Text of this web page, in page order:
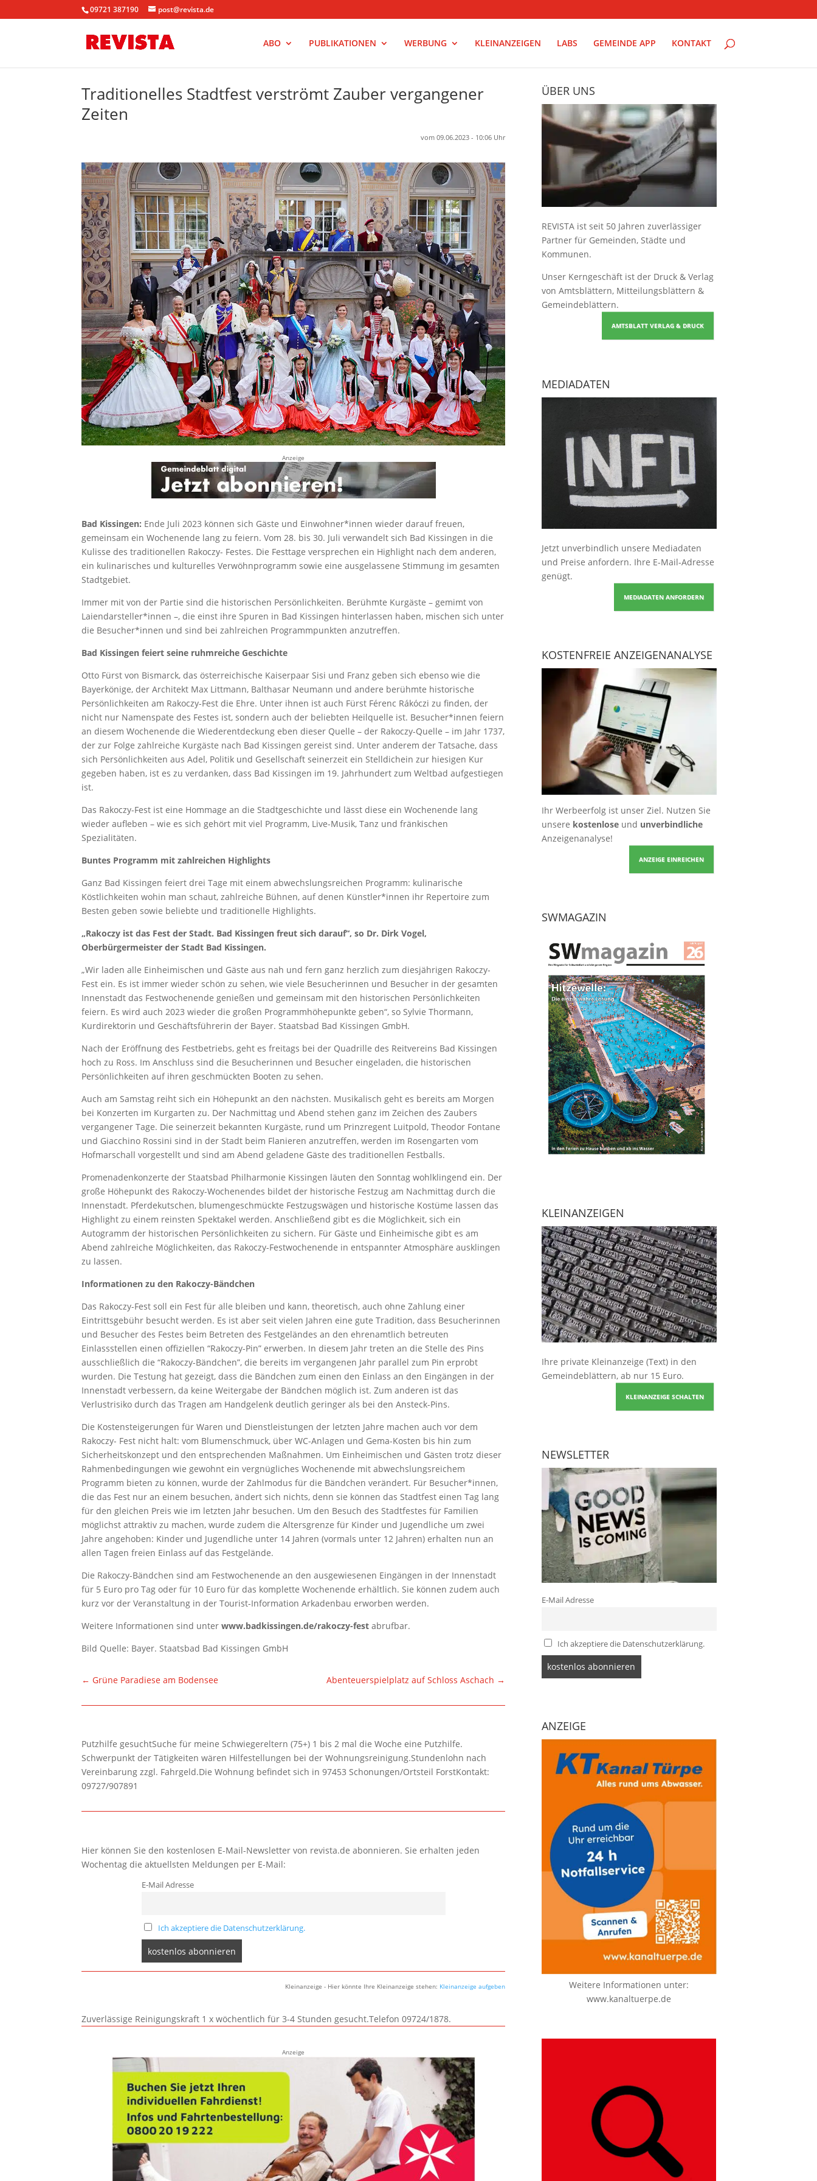
09721 387190 post@revista.de
ABO PUBLIKATIONEN WERBUNG KLEINANZEIGEN LABS GEMEINDE APP KONTAKT
Traditionelles Stadtfest verströmt Zauber vergangener
Zeiten
vom 09.06.2023 - 10:06 Uhr
Anzeige
Bad Kissingen: Ende Juli 2023 können sich Gäste und Einwohner*innen wieder darauf freuen,
gemeinsam ein Wochenende lang zu feiern. Vom 28. bis 30. Juli verwandelt sich Bad Kissingen in die
Kulisse des traditionellen Rakoczy- Festes. Die Festtage versprechen ein Highlight nach dem anderen,
ein kulinarisches und kulturelles Verwöhnprogramm sowie eine ausgelassene Stimmung im gesamten
Stadtgebiet.
Immer mit von der Partie sind die historischen Persönlichkeiten. Berühmte Kurgäste – gemimt von
Laiendarsteller*innen –, die einst ihre Spuren in Bad Kissingen hinterlassen haben, mischen sich unter
die Besucher*innen und sind bei zahlreichen Programmpunkten anzutreffen.
Bad Kissingen feiert seine ruhmreiche Geschichte
Otto Fürst von Bismarck, das österreichische Kaiserpaar Sisi und Franz geben sich ebenso wie die
Bayerkönige, der Architekt Max Littmann, Balthasar Neumann und andere berühmte historische
Persönlichkeiten am Rakoczy-Fest die Ehre. Unter ihnen ist auch Fürst Férenc Rákóczi zu finden, der
nicht nur Namenspate des Festes ist, sondern auch der beliebten Heilquelle ist. Besucher*innen feiern
an diesem Wochenende die Wiederentdeckung eben dieser Quelle – der Rakoczy-Quelle – im Jahr 1737,
der zur Folge zahlreiche Kurgäste nach Bad Kissingen gereist sind. Unter anderem der Tatsache, dass
sich Persönlichkeiten aus Adel, Politik und Gesellschaft seinerzeit ein Stelldichein zur hiesigen Kur
gegeben haben, ist es zu verdanken, dass Bad Kissingen im 19. Jahrhundert zum Weltbad aufgestiegen
ist.
Das Rakoczy-Fest ist eine Hommage an die Stadtgeschichte und lässt diese ein Wochenende lang
wieder aufleben – wie es sich gehört mit viel Programm, Live-Musik, Tanz und fränkischen
Spezialitäten.
Buntes Programm mit zahlreichen Highlights
Ganz Bad Kissingen feiert drei Tage mit einem abwechslungsreichen Programm: kulinarische
Köstlichkeiten wohin man schaut, zahlreiche Bühnen, auf denen Künstler*innen ihr Repertoire zum
Besten geben sowie beliebte und traditionelle Highlights.
„Rakoczy ist das Fest der Stadt. Bad Kissingen freut sich darauf“, so Dr. Dirk Vogel,
Oberbürgermeister der Stadt Bad Kissingen.
„Wir laden alle Einheimischen und Gäste aus nah und fern ganz herzlich zum diesjährigen Rakoczy-
Fest ein. Es ist immer wieder schön zu sehen, wie viele Besucherinnen und Besucher in der gesamten
Innenstadt das Festwochenende genießen und gemeinsam mit den historischen Persönlichkeiten
feiern. Es wird auch 2023 wieder die großen Programmhöhepunkte geben“, so Sylvie Thormann,
Kurdirektorin und Geschäftsführerin der Bayer. Staatsbad Bad Kissingen GmbH.
Nach der Eröffnung des Festbetriebs, geht es freitags bei der Quadrille des Reitvereins Bad Kissingen
hoch zu Ross. Im Anschluss sind die Besucherinnen und Besucher eingeladen, die historischen
Persönlichkeiten auf ihren geschmückten Booten zu sehen.
Auch am Samstag reiht sich ein Höhepunkt an den nächsten. Musikalisch geht es bereits am Morgen
bei Konzerten im Kurgarten zu. Der Nachmittag und Abend stehen ganz im Zeichen des Zaubers
vergangener Tage. Die seinerzeit bekannten Kurgäste, rund um Prinzregent Luitpold, Theodor Fontane
und Giacchino Rossini sind in der Stadt beim Flanieren anzutreffen, werden im Rosengarten vom
Hofmarschall vorgestellt und sind am Abend geladene Gäste des traditionellen Festballs.
Promenadenkonzerte der Staatsbad Philharmonie Kissingen läuten den Sonntag wohlklingend ein. Der
große Höhepunkt des Rakoczy-Wochenendes bildet der historische Festzug am Nachmittag durch die
Innenstadt. Pferdekutschen, blumengeschmückte Festzugswägen und historische Kostüme lassen das
Highlight zu einem reinsten Spektakel werden. Anschließend gibt es die Möglichkeit, sich ein
Autogramm der historischen Persönlichkeiten zu sichern. Für Gäste und Einheimische gibt es am
Abend zahlreiche Möglichkeiten, das Rakoczy-Festwochenende in entspannter Atmosphäre ausklingen
zu lassen.
Informationen zu den Rakoczy-Bändchen
Das Rakoczy-Fest soll ein Fest für alle bleiben und kann, theoretisch, auch ohne Zahlung einer
Eintrittsgebühr besucht werden. Es ist aber seit vielen Jahren eine gute Tradition, dass Besucherinnen
und Besucher des Festes beim Betreten des Festgeländes an den ehrenamtlich betreuten
Einlassstellen einen offiziellen “Rakoczy-Pin” erwerben. In diesem Jahr treten an die Stelle des Pins
ausschließlich die “Rakoczy-Bändchen”, die bereits im vergangenen Jahr parallel zum Pin erprobt
wurden. Die Testung hat gezeigt, dass die Bändchen zum einen den Einlass an den Eingängen in der
Innenstadt verbessern, da keine Weitergabe der Bändchen möglich ist. Zum anderen ist das
Verlustrisiko durch das Tragen am Handgelenk deutlich geringer als bei den Ansteck-Pins.
Die Kostensteigerungen für Waren und Dienstleistungen der letzten Jahre machen auch vor dem
Rakoczy- Fest nicht halt: vom Blumenschmuck, über WC-Anlagen und Gema-Kosten bis hin zum
Sicherheitskonzept und den entsprechenden Maßnahmen. Um Einheimischen und Gästen trotz dieser
Rahmenbedingungen wie gewohnt ein vergnügliches Wochenende mit abwechslungsreichem
Programm bieten zu können, wurde der Zahlmodus für die Bändchen verändert. Für Besucher*innen,
die das Fest nur an einem besuchen, ändert sich nichts, denn sie können das Stadtfest einen Tag lang
für den gleichen Preis wie im letzten Jahr besuchen. Um den Besuch des Stadtfestes für Familien
möglichst attraktiv zu machen, wurde zudem die Altersgrenze für Kinder und Jugendliche um zwei
Jahre angehoben: Kinder und Jugendliche unter 14 Jahren (vormals unter 12 Jahren) erhalten nun an
allen Tagen freien Einlass auf das Festgelände.
Die Rakoczy-Bändchen sind am Festwochenende an den ausgewiesenen Eingängen in der Innenstadt
für 5 Euro pro Tag oder für 10 Euro für das komplette Wochenende erhältlich. Sie können zudem auch
kurz vor der Veranstaltung in der Tourist-Information Arkadenbau erworben werden.
Weitere Informationen sind unterwww.badkissingen.de/rakoczy-festabrufbar.
Bild Quelle: Bayer. Staatsbad Bad Kissingen GmbH
←Grüne Paradiese am Bodensee Abenteuerspielplatz auf Schloss Aschach →
Putzhilfe gesuchtSuche für meine Schwiegereltern (75+) 1 bis 2 mal die Woche eine Putzhilfe.
Schwerpunkt der Tätigkeiten wären Hilfestellungen bei der Wohnungsreinigung.Stundenlohn nach
Vereinbarung zzgl. Fahrgeld.Die Wohnung befindet sich in 97453 Schonungen/Ortsteil ForstKontakt:
09727/907891
Hier können Sie den kostenlosen E-Mail-Newsletter von revista.de abonnieren. Sie erhalten jeden
Wochentag die aktuellsten Meldungen per E-Mail:
E-Mail Adresse
Ich akzeptiere die Datenschutzerklärung.
Kleinanzeige - Hier könnte Ihre Kleinanzeige stehen: Kleinanzeige aufgeben
Zuverlässige Reinigungskraft 1 x wöchentlich für 3-4 Stunden gesucht.Telefon 09724/1878.
Anzeige
ÜBER UNS
REVISTA ist seit 50 Jahren zuverlässiger
Partner für Gemeinden, Städte und
Kommunen.
Unser Kerngeschäft ist der Druck & Verlag
von Amtsblättern, Mitteilungsblättern &
Gemeindeblättern.
AMTSBLATT VERLAG & DRUCK
MEDIADATEN
Jetzt unverbindlich unsere Mediadaten
und Preise anfordern. Ihre E-Mail-Adresse
genügt.
MEDIADATEN ANFORDERN
KOSTENFREIE ANZEIGENANALYSE
Ihr Werbeerfolg ist unser Ziel. Nutzen Sie
unsere kostenloseund unverbindliche
Anzeigenanalyse!
ANZEIGE EINREICHEN
SWMAGAZIN
KLEINANZEIGEN
Ihre private Kleinanzeige (Text) in den
Gemeindeblättern, ab nur 15 Euro.
KLEINANZEIGE SCHALTEN
NEWSLETTER
E-Mail Adresse
Ich akzeptiere die Datenschutzerklärung.
ANZEIGE
Weitere Informationen unter:
www.kanaltuerpe.de